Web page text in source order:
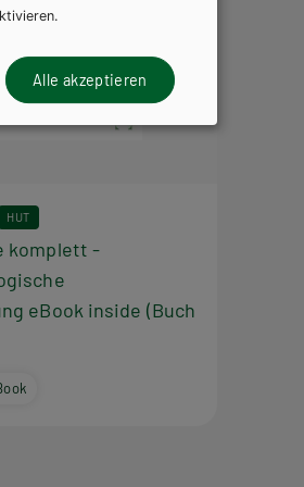
HUT
komplett -
eBook inside (Buch
Alle akzeptieren